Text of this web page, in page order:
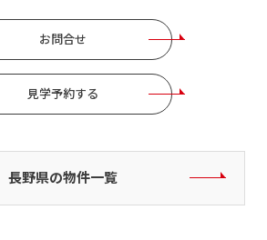
お問合せ
見学予約する
長野県の物件一覧